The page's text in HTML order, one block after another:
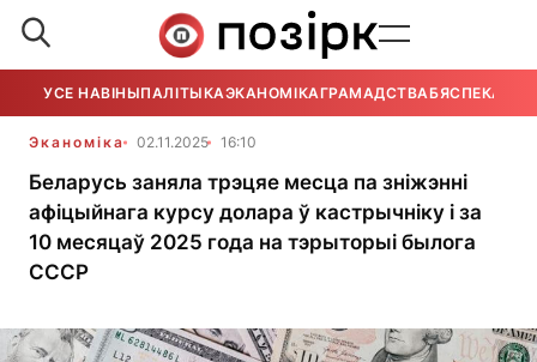
УСЕ НАВІНЫПАЛІТЫКАЭКАНОМІКАГРАМАДСТВАБЯСПЕКА
Эканоміка 02.11.2025 16:10
Беларусь заняла трэцяе месца па зніжэнні
афіцыйнага курсу долара ў кастрычніку і за
10 месяцаў 2025 года на тэрыторыі былога
СССР